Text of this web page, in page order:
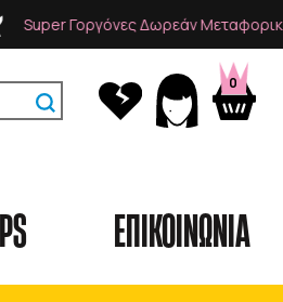
για αγορές άνω των 49€
0
ΕΠΙΚΟΙΝΩΝΙΑ